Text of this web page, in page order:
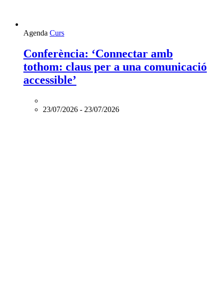
L'esdeveniment:
‘Connectar
amb
tothom:
claus
per
comunicació
Agenda Curs
Conferència: ‘Connectar amb
tothom: claus per a una comunicació
accessible’
23/07/2026 - 23/07/2026